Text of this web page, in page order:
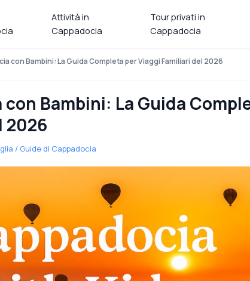
Attività in
Cappadocia
Tour privati in
Cappadocia
con Bambini: La Guida Completa per Viaggi Familiari del 2026
Bambini: La Guida
2026
/ Guide di Cappadocia